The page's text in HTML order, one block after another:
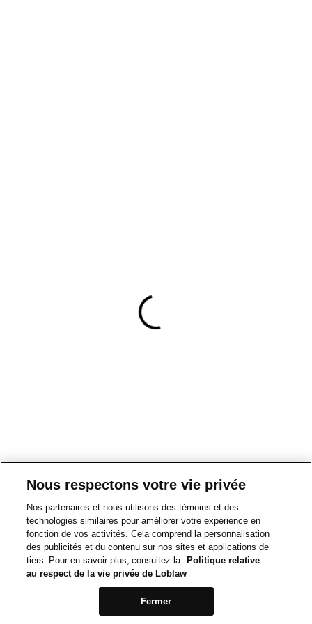
Nous respectons votre vie privée
Nos partenaires et nous utilisons des témoins et des
technologies similaires pour améliorer votre expérience en
fonction de vos activités. Cela comprend la personnalisation
des publicités et du contenu sur nos sites et applications de
tiers. Pour en savoir plus, consultez la
Politique relative
au respect de la vie privée de Loblaw
Fermer